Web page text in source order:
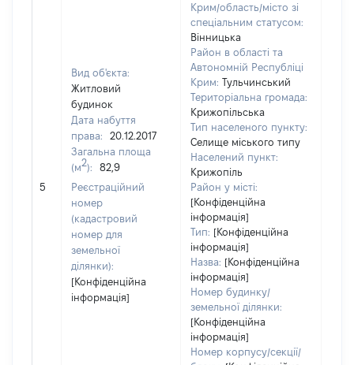
5
Вид об'єкта:
Житловий
будинок
Дата набуття
права:
20.12.2017
Загальна площа
(м2):
82,9
Реєстраційний
номер
(кадастровий
номер для
земельної
ділянки):
[Конфіденційна
інформація]
Крим/область/місто зі
спеціальним статусом:
Вінницька
Район в області та
Автономній Республіці
Крим: Тульчинський
Територіальна громада:
Крижопільська
Тип населеного пункту:
Селище міського типу
Населений пункт:
Крижопіль
Район у місті:
[Конфіденційна
інформація]
Тип: [Конфіденційна
інформація]
Назва: [Конфіденційна
інформація]
Номер будинку/
земельної ділянки:
[Конфіденційна
інформація]
Номер корпусу/секції/